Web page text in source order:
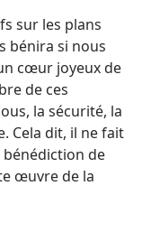
sur les plans
bénira si nous
cœur joyeux de
de ces
la sécurité, la
Cela dit, il ne fait
de
œuvre de la